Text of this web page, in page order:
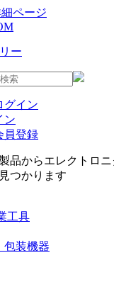
ー
品からエレクトロニ
つかります
工具
包装機器